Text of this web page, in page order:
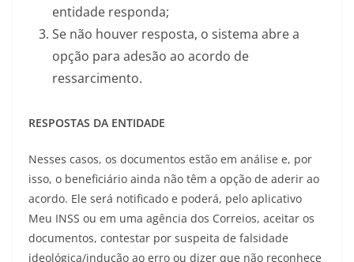
entidade responda;
Se não houver resposta, o sistema abre a
opção para adesão ao acordo de
ressarcimento.
RESPOSTAS DA ENTIDADE
Nesses casos, os documentos estão em análise e, por
isso, o beneficiário ainda não têm a opção de aderir ao
acordo. Ele será notificado e poderá, pelo aplicativo
Meu INSS ou em uma agência dos Correios, aceitar os
documentos, contestar por suspeita de falsidade
ideológica/indução ao erro ou dizer que não reconhece